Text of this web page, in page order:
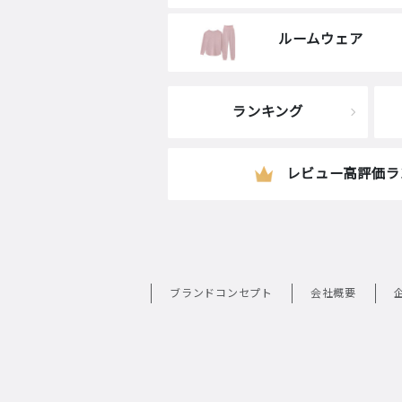
ルームウェア
ランキング
レビュー高評価
ブランドコンセプト 会社概要